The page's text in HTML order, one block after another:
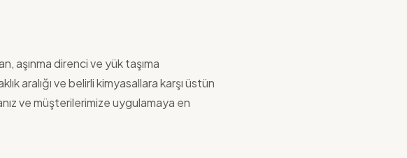
aşınma direnci ve yük taşıma
aralığı ve belirli kimyasallara karşı üstün
ve müşterilerimize uygulamaya en